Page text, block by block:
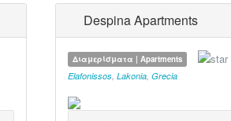
Despina Apartments
Διαμερίσματα | Apartments
Elafonissos, Lakonia, Grecia